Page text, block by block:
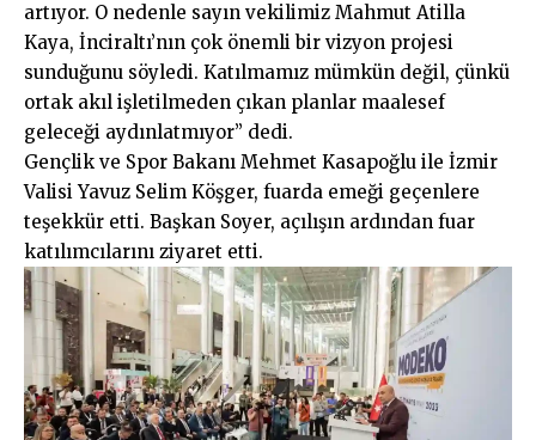
artıyor. O nedenle sayın vekilimiz Mahmut Atilla
Kaya, İnciraltı’nın çok önemli bir vizyon projesi
sunduğunu söyledi. Katılmamız mümkün değil, çünkü
ortak akıl işletilmeden çıkan planlar maalesef
geleceği aydınlatmıyor” dedi.
Gençlik ve Spor Bakanı Mehmet Kasapoğlu ile İzmir
Valisi Yavuz Selim Köşger, fuarda emeği geçenlere
teşekkür etti. Başkan Soyer, açılışın ardından fuar
katılımcılarını ziyaret etti.